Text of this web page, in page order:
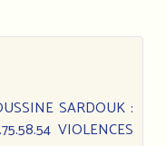
SARDOUK :
VIOLENCES